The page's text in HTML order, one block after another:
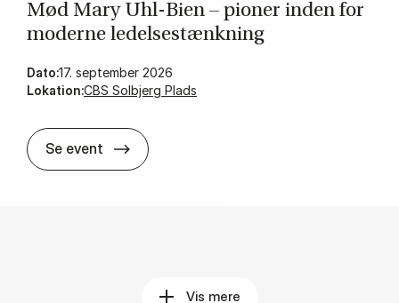
Mød Mary Uhl-Bien – pio­ner in­den for
mo­der­ne le­del­ses­tænk­ning
Dato:17. september 2026
Lokation:CBS Solbjerg Plads
Se event Mød Mary Uhl-Bien – pio­ner in­den for
Vis mere